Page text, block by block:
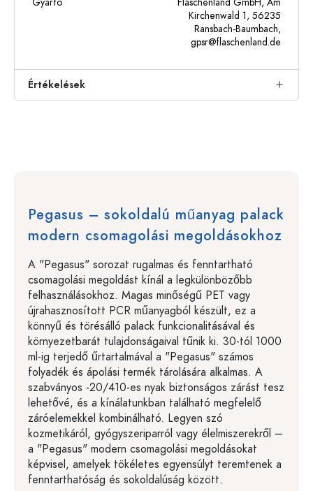
Kirchenwald 1, 56235
Ransbach-Baumbach,
gpsr@flaschenland.de
Értékelések
Pegasus – sokoldalú műanyag palack
modern csomagolási megoldásokhoz
A "Pegasus" sorozat rugalmas és fenntartható
csomagolási megoldást kínál a legkülönbözőbb
felhasználásokhoz. Magas minőségű PET vagy
újrahasznosított PCR műanyagból készült, ez a
könnyű és törésálló palack funkcionalitásával és
környezetbarát tulajdonságaival tűnik ki. 30-tól 1000
ml-ig terjedő űrtartalmával a "Pegasus" számos
folyadék és ápolási termék tárolására alkalmas. A
szabványos -20/410-es nyak biztonságos zárást tesz
lehetővé, és a kínálatunkban található megfelelő
záróelemekkel kombinálható. Legyen szó
kozmetikáról, gyógyszeriparról vagy élelmiszerekről –
a "Pegasus" modern csomagolási megoldásokat
képvisel, amelyek tökéletes egyensúlyt teremtenek a
fenntarthatóság és sokoldalúság között.